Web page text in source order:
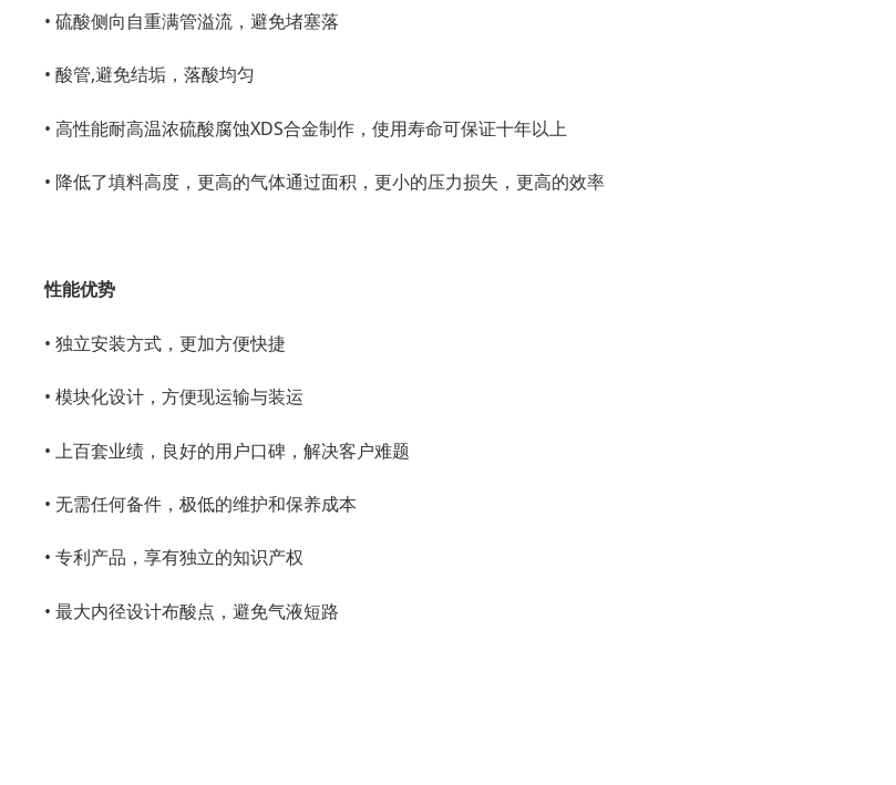
• 硫酸侧向自重满管溢流，避免堵塞落
• 酸管,避免结垢，落酸均匀
• 高性能耐高温浓硫酸腐蚀XDS合金制作，使用寿命可保证十年以上
• 降低了填料高度，更高的气体通过面积，更小的压力损失，更高的效率
性能优势
• 独立安装方式，更加方便快捷
• 模块化设计，方便现运输与装运
• 上百套业绩，良好的用户口碑，解决客户难题
• 无需任何备件，极低的维护和保养成本
• 专利产品，享有独立的知识产权
• 最大内径设计布酸点，避免气液短路